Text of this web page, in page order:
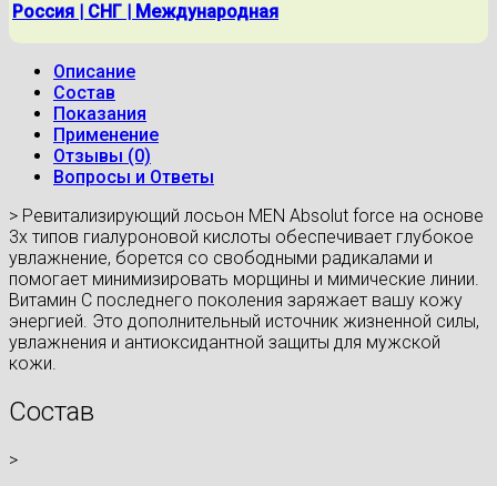
Россия | СНГ | Международная
Описание
Состав
Показания
Применение
Отзывы (0)
Вопросы и Ответы
> Ревитализирующий лосьон MEN Absolut force на основе
3х типов гиалуроновой кислоты обеспечивает глубокое
увлажнение, борется со свободными радикалами и
помогает минимизировать морщины и мимические линии.
Витамин С последнего поколения заряжает вашу кожу
энергией. Это дополнительный источник жизненной силы,
увлажнения и антиоксидантной защиты для мужской
кожи.
Состав
>